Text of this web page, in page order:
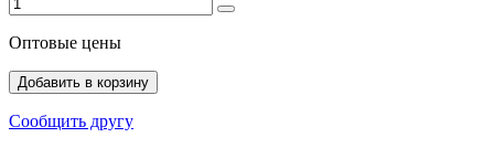
Оптовые цены
Добавить в корзину
Сообщить другу